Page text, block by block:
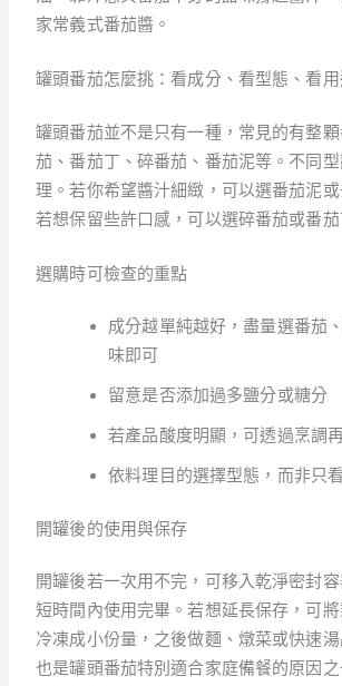
家常義式番茄醬。
罐頭番茄怎麼挑：看成分、看型態、看用
罐頭番茄並不是只有一種，常見的有整
茄、番茄丁、碎番茄、番茄泥等。不同
理。若你希望醬汁細緻，可以選番茄泥或
若想保留些許口感，可以選碎番茄或番茄
選購時可檢查的重點
成分越單純越好，盡量選番茄
味即可
留意是否添加過多鹽分或糖分
若產品酸度明顯，可透過烹調
依料理目的選擇型態，而非只
開罐後的使用與保存
開罐後若一次用不完，可移入乾淨密封
短時間內使用完畢。若想延長保存，可
冷凍成小份量，之後做麵、燉菜或快速
也是罐頭番茄特別適合家庭備餐的原因之